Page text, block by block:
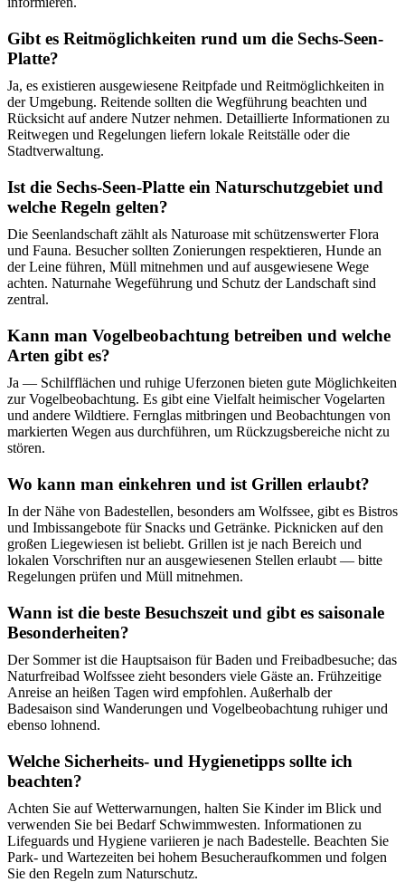
Gibt es Reitmöglichkeiten rund um die Sechs-Seen-
Platte?
Ja, es existieren ausgewiesene Reitpfade und Reitmöglichkeiten in
der Umgebung. Reitende sollten die Wegführung beachten und
Rücksicht auf andere Nutzer nehmen. Detaillierte Informationen zu
Reitwegen und Regelungen liefern lokale Reitställe oder die
Stadtverwaltung.
Ist die Sechs-Seen-Platte ein Naturschutzgebiet und
welche Regeln gelten?
Die Seenlandschaft zählt als Naturoase mit schützenswerter Flora
und Fauna. Besucher sollten Zonierungen respektieren, Hunde an
der Leine führen, Müll mitnehmen und auf ausgewiesene Wege
achten. Naturnahe Wegeführung und Schutz der Landschaft sind
zentral.
Kann man Vogelbeobachtung betreiben und welche
Arten gibt es?
Ja — Schilfflächen und ruhige Uferzonen bieten gute Möglichkeiten
zur Vogelbeobachtung. Es gibt eine Vielfalt heimischer Vogelarten
und andere Wildtiere. Fernglas mitbringen und Beobachtungen von
markierten Wegen aus durchführen, um Rückzugsbereiche nicht zu
stören.
Wo kann man einkehren und ist Grillen erlaubt?
In der Nähe von Badestellen, besonders am Wolfssee, gibt es Bistros
und Imbissangebote für Snacks und Getränke. Picknicken auf den
großen Liegewiesen ist beliebt. Grillen ist je nach Bereich und
lokalen Vorschriften nur an ausgewiesenen Stellen erlaubt — bitte
Regelungen prüfen und Müll mitnehmen.
Wann ist die beste Besuchszeit und gibt es saisonale
Besonderheiten?
Der Sommer ist die Hauptsaison für Baden und Freibadbesuche; das
Naturfreibad Wolfssee zieht besonders viele Gäste an. Frühzeitige
Anreise an heißen Tagen wird empfohlen. Außerhalb der
Badesaison sind Wanderungen und Vogelbeobachtung ruhiger und
ebenso lohnend.
Welche Sicherheits- und Hygienetipps sollte ich
beachten?
Achten Sie auf Wetterwarnungen, halten Sie Kinder im Blick und
verwenden Sie bei Bedarf Schwimmwesten. Informationen zu
Lifeguards und Hygiene variieren je nach Badestelle. Beachten Sie
Park- und Wartezeiten bei hohem Besucheraufkommen und folgen
Sie den Regeln zum Naturschutz.